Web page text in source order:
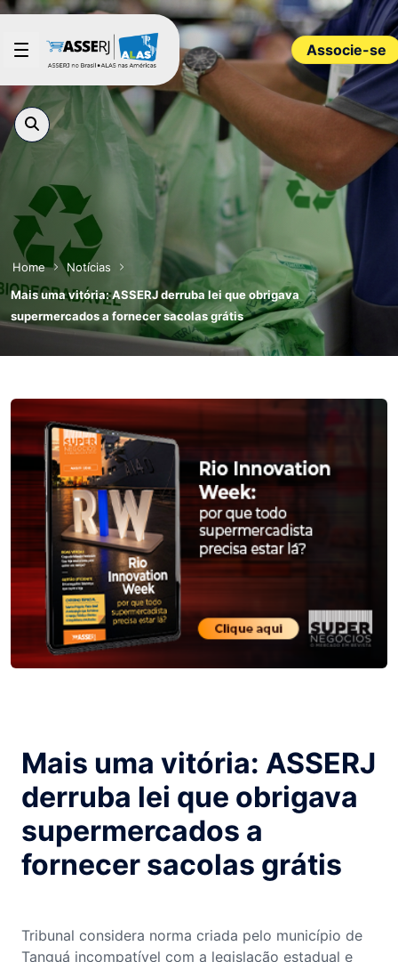
Pular para o Conteúdo principal
Associe-se
Home
Notícias
Mais uma vitória: ASSERJ derruba lei que obrigava
supermercados a fornecer sacolas grátis
Mais uma vitória: ASSERJ
derruba lei que obrigava
supermercados a
fornecer sacolas grátis
Tribunal considera norma criada pelo município de
Tanguá incompatível com a legislação estadual e